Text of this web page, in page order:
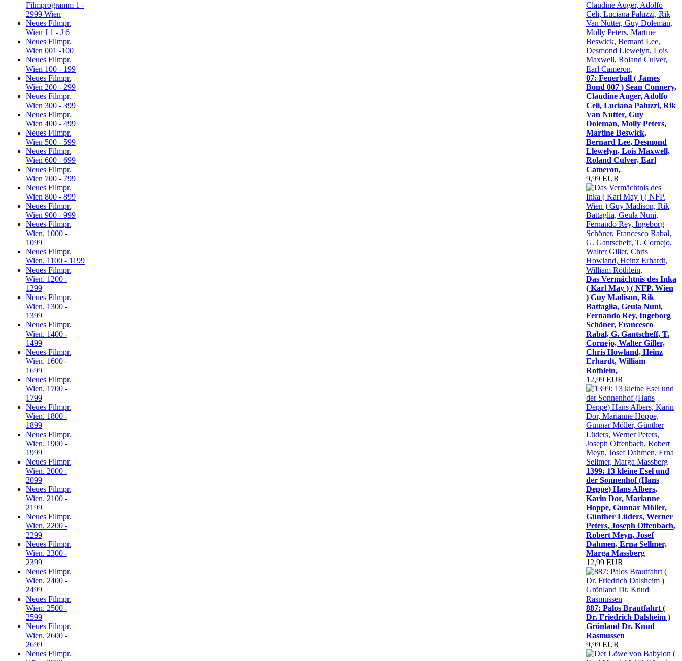
Filmprogramm 1 -
2999 Wien
Neues Filmpr.
Wien J 1 - J 6
Neues Filmpr.
Wien 001 -100
Neues Filmpr.
Wien 100 - 199
Neues Filmpr.
Wien 200 - 299
Neues Filmpr.
Wien 300 - 399
Neues Filmpr.
Wien 400 - 499
Neues Filmpr.
Wien 500 - 599
Neues Filmpr.
Wien 600 - 699
Neues Filmpr.
Wien 700 - 799
Neues Filmpr.
Wien 800 - 899
Neues Filmpr.
Wien 900 - 999
Neues Filmpr.
Wien. 1000 -
1099
Neues Filmpr.
Wien. 1100 - 1199
Neues Filmpr.
Wien. 1200 -
1299
Neues Filmpr.
Wien. 1300 -
1399
Neues Filmpr.
Wien. 1400 -
1499
Neues Filmpr.
Wien. 1600 -
1699
Neues Filmpr.
Wien. 1700 -
1799
Neues Filmpr.
Wien. 1800 -
1899
Neues Filmpr.
Wien. 1900 -
1999
Neues Filmpr.
Wien. 2000 -
2099
Neues Filmpr.
Wien. 2100 -
2199
Neues Filmpr.
Wien. 2200 -
2299
Neues Filmpr.
Wien. 2300 -
2399
Neues Filmpr.
Wien. 2400 -
2499
Neues Filmpr.
Wien. 2500 -
2599
Neues Filmpr.
Wien. 2600 -
2699
Neues Filmpr.
07: Feuerball ( James
Bond 007 ) Sean Connery,
Claudine Auger, Adolfo
Celi, Luciana Paluzzi, Rik
Van Nutter, Guy
Doleman, Molly Peters,
Martine Beswick,
Bernard Lee, Desmond
Llewelyn, Lois Maxwell,
Roland Culver, Earl
Cameron,
9,99 EUR
Das Vermächtnis des Inka
( Karl May ) ( NFP. Wien
) Guy Madison, Rik
Battaglia, Geula Nuni,
Fernando Rey, Ingeborg
Schöner, Francesco
Rabal, G. Gantscheff, T.
Cornejo, Walter Giller,
Chris Howland, Heinz
Erhardt, William
Rothlein,
12,99 EUR
1399: 13 kleine Esel und
der Sonnenhof (Hans
Deppe) Hans Albers,
Karin Dor, Marianne
Hoppe, Gunnar Möller,
Günther Lüders, Werner
Peters, Joseph Offenbach,
Robert Meyn, Josef
Dahmen, Erna Sellmer,
Marga Massberg
12,99 EUR
887: Palos Brautfahrt (
Dr. Friedrich Dalsheim )
Grönland Dr. Knud
Rasmussen
9,99 EUR